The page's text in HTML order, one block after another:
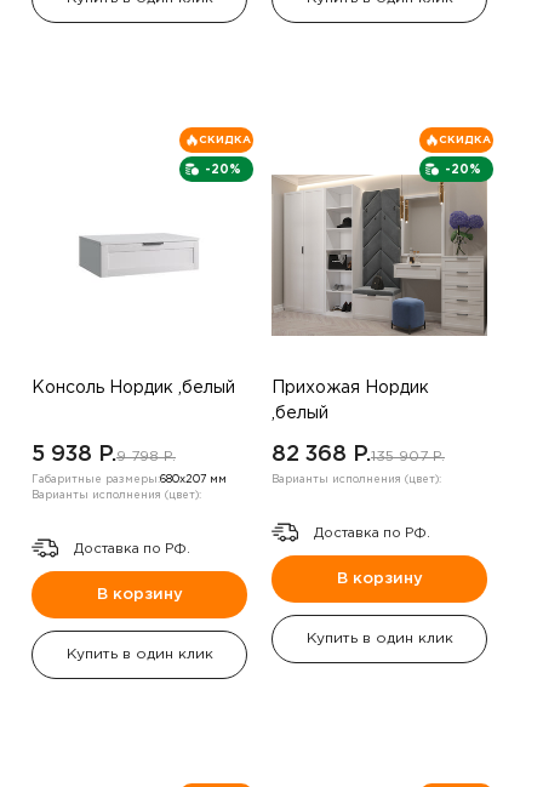
-20%
СКИДКА
Консоль Нордик ,белый
5 938 P.9 798 P.
Габаритные размеры:680х207 мм
Варианты исполнения (цвет):
Доставка по РФ.
В корзину
Купить в один клик
-20%
СКИДКА
Прихожая Нордик
,белый
82 368 P.135 907 P.
Варианты исполнения (цвет):
Доставка по РФ.
В корзину
Купить в один клик